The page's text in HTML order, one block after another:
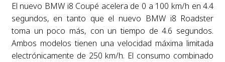
El nuevo BMW i8 Coupé acelera de 0 a 100 km/h en 4.4
segundos, en tanto que el nuevo BMW i8 Roadster
toma un poco más, con un tiempo de 4.6 segundos.
Ambos modelos tienen una velocidad máxima limitada
electrónicamente de 250 km/h. El consumo combinado